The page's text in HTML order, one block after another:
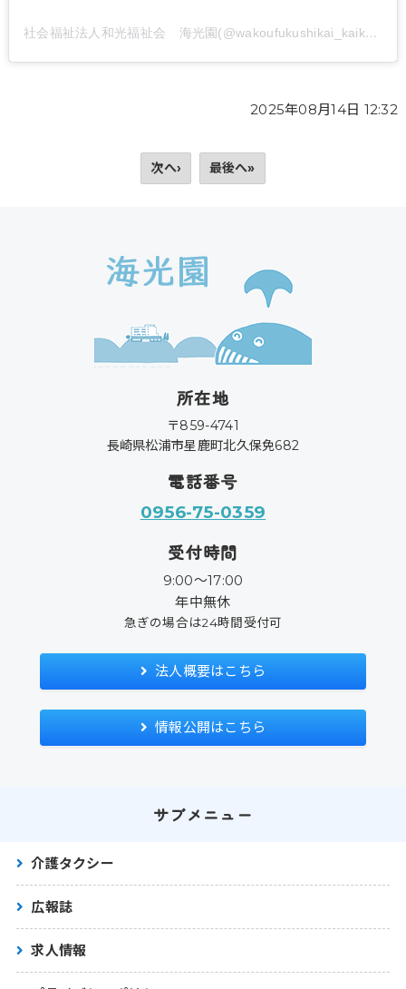
社会福祉法人和光福祉会 海光園(@wakoufukushikai_kaikouen)がシェアした投稿
2025年08月14日 12:32
次へ› 最後へ»
所在地
〒859-4741
長崎県松浦市星鹿町北久保免682
電話番号
0956-75-0359
受付時間
9:00〜17:00
年中無休
急ぎの場合は24時間受付可
法人概要はこちら
情報公開はこちら
サブメニュー
介護タクシー
広報誌
求人情報